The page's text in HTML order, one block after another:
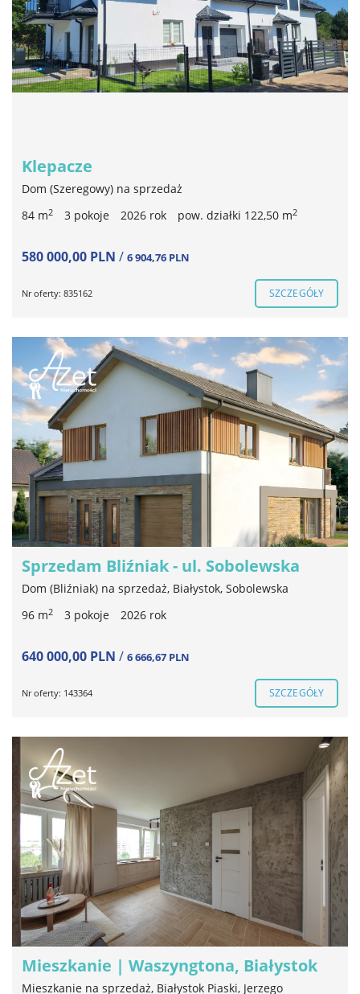
Klepacze
Dom (Szeregowy) na sprzedaż
84 m2 3 pokoje 2026 rok pow. działki 122,50 m2
580 000,00 PLN / 6 904,76 PLN
Nr oferty: 835162 SZCZEGÓŁY
Sprzedam Bliźniak - ul. Sobolewska
Dom (Bliźniak) na sprzedaż, Białystok, Sobolewska
96 m2 3 pokoje 2026 rok
640 000,00 PLN / 6 666,67 PLN
Nr oferty: 143364 SZCZEGÓŁY
Mieszkanie | Waszyngtona, Białystok
Mieszkanie na sprzedaż, Białystok Piaski, Jerzego